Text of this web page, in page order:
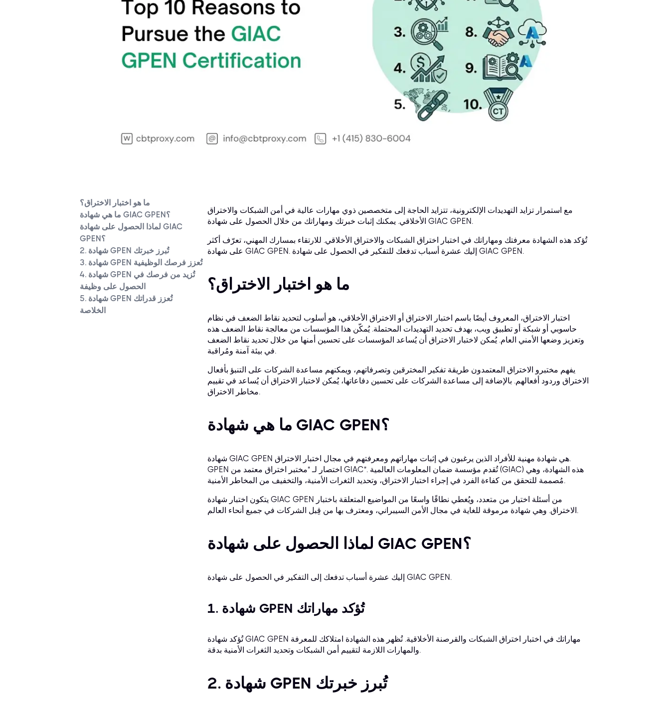
ما هو اختبار الاختراق؟
ما هي شهادة GIAC GPEN؟
لماذا الحصول على شهادة GIAC
GPEN؟
2. شهادة GPEN تُبرز خبرتك
3. شهادة GPEN تُعزز فرصك الوظيفية
4. شهادة GPEN تُزيد من فرصك في
الحصول على وظيفة
5. شهادة GPEN تُعزز قدراتك
الخلاصة
مع استمرار تزايد التهديدات الإلكترونية، تتزايد الحاجة إلى متخصصين ذوي مهارات عالية في أمن الشبكات والاختراق
الأخلاقي. يمكنك إثبات خبرتك ومهاراتك من خلال الحصول على شهادة GIAC GPEN.
تُؤكد هذه الشهادة معرفتك ومهاراتك في اختبار اختراق الشبكات والاختراق الأخلاقي. للارتقاء بمسارك المهني، تعرّف أكثر
على شهادة GIAC GPEN. إليك عشرة أسباب تدفعك للتفكير في الحصول على شهادة GIAC GPEN.
ما هو اختبار الاختراق؟
اختبار الاختراق، المعروف أيضًا باسم اختبار الاختراق أو الاختراق الأخلاقي، هو أسلوب لتحديد نقاط الضعف في نظام
حاسوبي أو شبكة أو تطبيق ويب، بهدف تحديد التهديدات المحتملة. يُمكّن هذا المؤسسات من معالجة نقاط الضعف هذه
وتعزيز وضعها الأمني العام. يُمكن لاختبار الاختراق أن يُساعد المؤسسات على تحسين أمنها من خلال تحديد نقاط الضعف
في بيئة آمنة ومُراقبة.
يفهم مختبرو الاختراق المعتمدون طريقة تفكير المخترقين وتصرفاتهم، ويمكنهم مساعدة الشركات على التنبؤ بأفعال
الاختراق وردود أفعالهم. بالإضافة إلى مساعدة الشركات على تحسين دفاعاتها، يُمكن لاختبار الاختراق أن يُساعد في تقييم
مخاطر الاختراق.
ما هي شهادة GIAC GPEN؟
شهادة GIAC GPEN هي شهادة مهنية للأفراد الذين يرغبون في إثبات مهاراتهم ومعرفتهم في مجال اختبار الاختراق.
GPEN اختصار لـ "مختبر اختراق معتمد من GIAC". تُقدم مؤسسة ضمان المعلومات العالمية (GIAC) هذه الشهادة، وهي
مُصممة للتحقق من كفاءة الفرد في إجراء اختبار الاختراق، وتحديد الثغرات الأمنية، والتخفيف من المخاطر الأمنية.
يتكون اختبار شهادة GIAC GPEN من أسئلة اختيار من متعدد، ويُغطي نطاقًا واسعًا من المواضيع المتعلقة باختبار
الاختراق. وهي شهادة مرموقة للغاية في مجال الأمن السيبراني، ومعترف بها من قِبل الشركات في جميع أنحاء العالم.
لماذا الحصول على شهادة GIAC GPEN؟
إليك عشرة أسباب تدفعك إلى التفكير في الحصول على شهادة GIAC GPEN.
1. شهادة GPEN تُؤكد مهاراتك
تُؤكد شهادة GIAC GPEN مهاراتك في اختبار اختراق الشبكات والقرصنة الأخلاقية. تُظهر هذه الشهادة امتلاكك للمعرفة
والمهارات اللازمة لتقييم أمن الشبكات وتحديد الثغرات الأمنية بدقة.
2. شهادة GPEN تُبرز خبرتك